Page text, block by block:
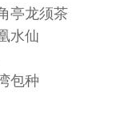
亭龙须茶
水仙
包种